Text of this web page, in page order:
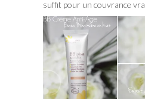
suffit pour un couvrance